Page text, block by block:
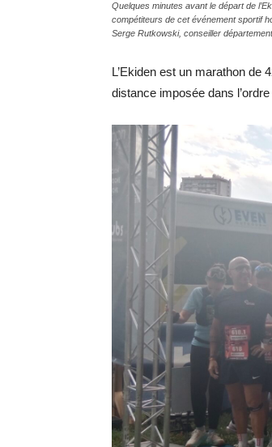
Quelques minutes avant le départ de
compétiteurs de cet événement sportif
Serge Rutkowski, conseiller
L’Ekiden est un marathon de
distance imposée dans